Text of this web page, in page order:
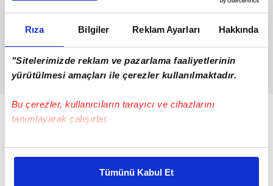
Rıza Bilgiler Reklam Ayarları Hakkında
"Sitelerimizde reklam ve pazarlama faaliyetlerinin
yürütülmesi amaçları ile çerezler kullanılmaktadır.
Bu çerezler, kullanıcıların tarayıcı ve cihazlarını
tanımlayarak çalışırlar.
Bu çerezlere izin vermeniz halinde sizlere özel
daha iyi reklam deneyimi yaşatabiliriz. Bunu yaparken
Tümünü Kabul Et